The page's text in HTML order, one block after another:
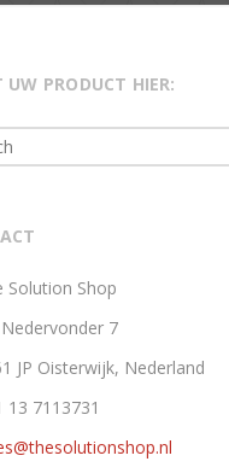
UW PRODUCT HIER:
Solution Shop
7
JP Oisterwijk, Nederland
13 7113731